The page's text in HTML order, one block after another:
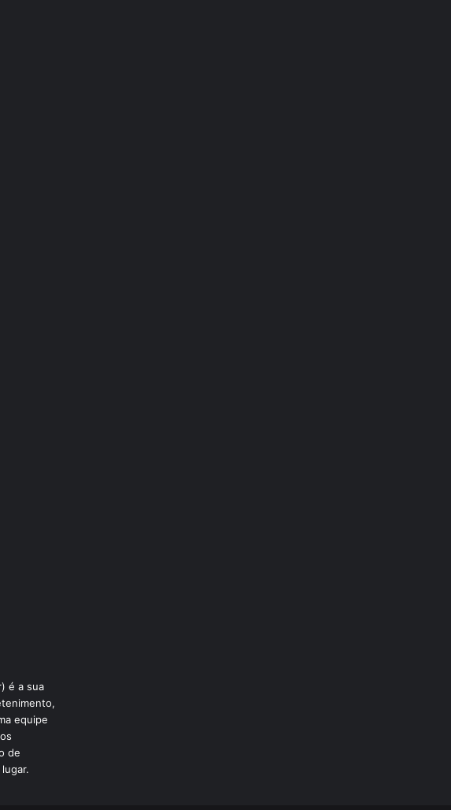
é a sua
equipe
de